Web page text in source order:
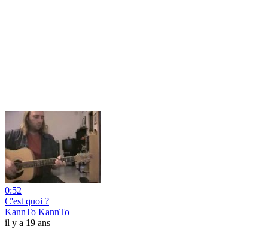
0:52
C'est quoi ?
KannTo KannTo
il y a 19 ans